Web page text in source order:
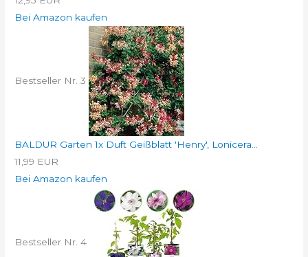
Bei Amazon kaufen
Bestseller Nr. 3
BALDUR Garten 1x Duft Geißblatt 'Henry', Lonicera...
11,99 EUR
Bei Amazon kaufen
Bestseller Nr. 4